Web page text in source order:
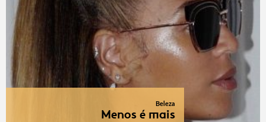
Beleza
Menos é mais